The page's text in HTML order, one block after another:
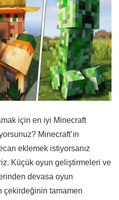
için en iyi Minecraft
Minecraft’ın
eklemek istiyorsanız
Küçük oyun geliştirmeleri ve
devasa oyun
çekirdeğinin tamamen